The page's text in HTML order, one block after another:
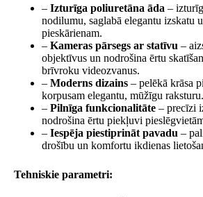
– Izturīga poliuretāna āda –
nodilumu, saglabā elegantu izskatu
pieskārienam.
– Kameras pārsegs ar statīvu –
objektīvus un nodrošina ērtu
brīvroku videozvanus.
– Moderns dizains – pelēkā krāsa
korpusam elegantu, mūžīgu raksturu.
– Pilnīga funkcionalitāte – precīzi
nodrošina ērtu piekļuvi
– Iespēja piestiprināt pavadu –
drošību un komfortu ikdienas
Tehniskie parametri: